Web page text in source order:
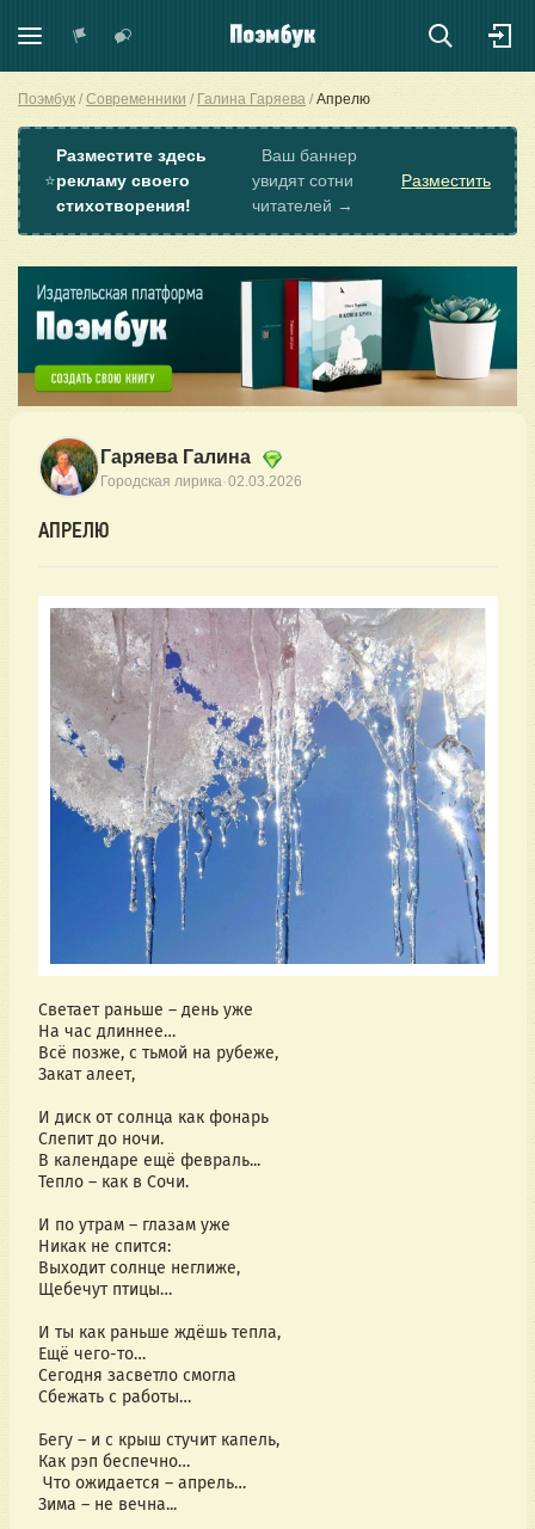
Поэмбук Современники Галина Гаряева Апрелю
⭐
Разместите здесь
рекламу своего
стихотворения!
Ваш баннер
увидят сотни
читателей →
Разместить
Гаряева Галина
Городская лирика·02.03.2026
АПРЕЛЮ
Светает раньше – день уже
На час длиннее…
Всё позже, с тьмой на рубеже,
Закат алеет,
И диск от солнца как фонарь
Слепит до ночи.
В календаре ещё февраль...
Тепло – как в Сочи.
И по утрам – глазам уже
Никак не спится:
Выходит солнце неглиже,
Щебечут птицы…
И ты как раньше ждёшь тепла,
Ещё чего-то…
Сегодня засветло смогла
Сбежать с работы…
Бегу – и с крыш стучит капель,
Как рэп беспечно…
Что ожидается – апрель…
Зима – не вечна...